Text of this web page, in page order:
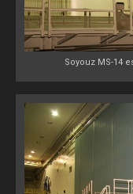
Soyouz MS-14